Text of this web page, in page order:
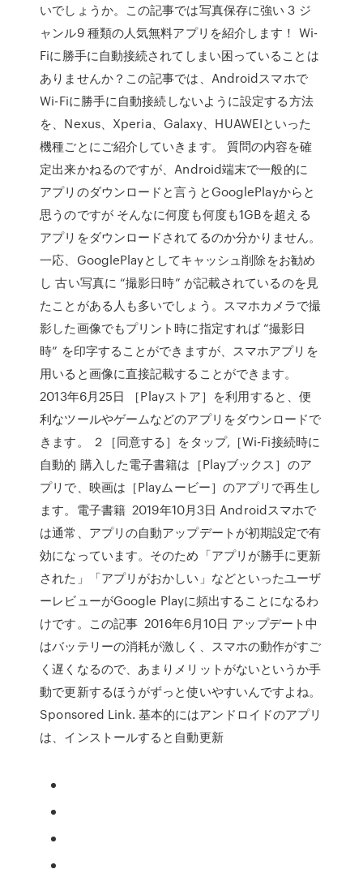
いでしょうか。この記事では写真保存に強い 3 ジ
ャンル9 種類の人気無料アプリを紹介します！ Wi-
Fiに勝手に自動接続されてしまい困っていることは
ありませんか？この記事では、Androidスマホで
Wi-Fiに勝手に自動接続しないように設定する方法
を、Nexus、Xperia、Galaxy、HUAWEIといった
機種ごとにご紹介していきます。 質問の内容を確
定出来かねるのですが、Android端末で一般的に
アプリのダウンロードと言うとGooglePlayからと
思うのですが そんなに何度も何度も1GBを超える
アプリをダウンロードされてるのか分かりません。
一応、GooglePlayとしてキャッシュ削除をお勧め
し 古い写真に “撮影日時” が記載されているのを見
たことがある人も多いでしょう。スマホカメラで撮
影した画像でもプリント時に指定すれば “撮影日
時” を印字することができますが、スマホアプリを
用いると画像に直接記載することができます。
2013年6月25日 ［Playストア］を利用すると、便
利なツールやゲームなどのアプリをダウンロードで
きます。 ２［同意する］をタップ,［Wi-Fi接続時に
自動的 購入した電子書籍は［Playブックス］のア
プリで、映画は［Playムービー］のアプリで再生し
ます。電子書籍 2019年10月3日 Androidスマホで
は通常、アプリの自動アップデートが初期設定で有
効になっています。そのため「アプリが勝手に更新
された」「アプリがおかしい」などといったユーザ
ーレビューがGoogle Playに頻出することになるわ
けです。この記事 2016年6月10日 アップデート中
はバッテリーの消耗が激しく、スマホの動作がすご
く遅くなるので、あまりメリットがないというか手
動で更新するほうがずっと使いやすいんですよね。
Sponsored Link. 基本的にはアンドロイドのアプリ
は、インストールすると自動更新